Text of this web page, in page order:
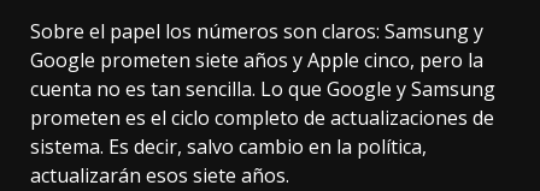
Sobre el papel los números son claros: Samsung y
Google prometen siete años y Apple cinco, pero la
cuenta no es tan sencilla. Lo que Google y Samsung
prometen es el ciclo completo de actualizaciones de
sistema. Es decir, salvo cambio en la política,
actualizarán esos siete años.